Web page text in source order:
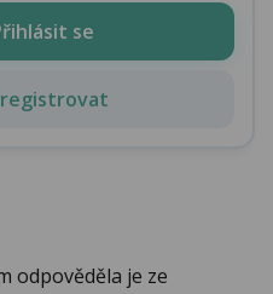
se
odpověděla je ze